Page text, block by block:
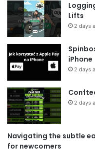
Lifts
2 days
iPhone
2 days
2 days
Navigating the subtle
for newcomers